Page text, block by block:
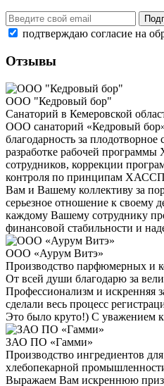
подтверждаю согласие на
Отзывы
ООО "Кедровый бор"
Санаторий в Кемеровской
ООО санаторий «Кедровый
благодарность за плодотворное
разработке рабочей
сотрудников, коррекции
контроля по принципам
Вам и Вашему коллективу за
серьезное отношение к своему
каждому Вашему сотруднику
финансовой стабильности и
ООО «Аурум Витэ»
Производство парфюмерных и
От всей души благодарю за
Профессионализм и искренняя
сделали весь процесс
Это было круто!) С уважением
ЗАО ПО «Гамми»
Производство ингредиентов
хлебопекарной
Выражаем Вам искреннюю